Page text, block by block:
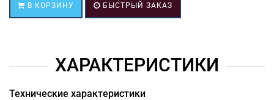
В КОРЗИНУ БЫСТРЫЙ ЗАКАЗ
ХАРАКТЕРИСТИКИ
Технические характеристики